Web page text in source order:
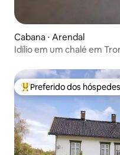
Cabana ⋅ Arendal
Idílio em um chalé em
Entre os melhores
Preferido dos hóspedes